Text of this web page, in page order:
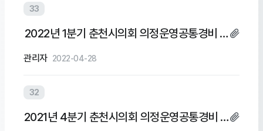
33
2022년 1분기 춘천시의회 의정운영공통경비 및
관리자 2022-04-28
32
2021년 4분기 춘천시의회 의정운영공통경비 및